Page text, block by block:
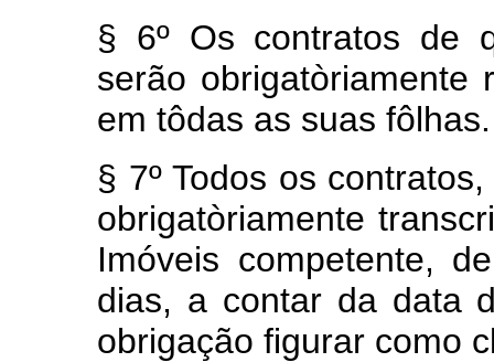
§ 6º Os contratos de
serão obrigatòriamente
em tôdas as suas fôlhas.
§ 7º Todos os
obrigatòriamente
Imóveis competente,
dias, a contar da data
obrigação figurar como